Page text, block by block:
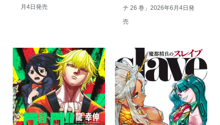
月4日発売
チ 26 巻」2026年6月4日発
売